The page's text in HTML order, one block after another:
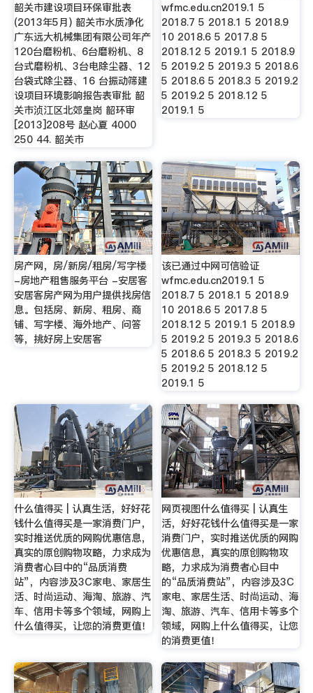
韶关市建设项目环保审批表
(2013年5月) 韶关市水质净化
广东远大机械集团有限公司年产
120台磨粉机、6台磨粉机、8
台式磨粉机、3台电除尘器、12
台袋式除尘器、16 台振动筛建
设项目环境影响报告表审批 韶
关市浈江区北郊皇岗 韶环审
[2013]208号 赵心夏 4000
250 44. 韶关市
wfmc.edu.cn2019.1 5
2018.7 5 2018.1 5 2018.9
10 2018.6 5 2017.8 5
2018.12 5 2019.1 5 2018.9
5 2019.2 5 2019.3 5 2018.6
5 2018.6 5 2018.3 5 2019.2
5 2019.2 5 2018.12 5
2019.1 5
房产网，房/新房/租房/写字楼
-房地产租售服务平台 -安居客
安居客房产网为用户提供找房信
息。包括房、新房、租房、商
铺、写字楼、海外地产、问答
等，挑好房上安居客
该已通过中网可信验证
wfmc.edu.cn2019.1 5
2018.7 5 2018.1 5 2018.9
10 2018.6 5 2017.8 5
2018.12 5 2019.1 5 2018.9
5 2019.2 5 2019.3 5 2018.6
5 2018.6 5 2018.3 5 2019.2
5 2019.2 5 2018.12 5
2019.1 5
什么值得买 | 认真生活，好好花
钱什么值得买是一家消费门户，
实时推送优质的网购优惠信息，
真实的原创购物攻略，力求成为
消费者心目中的“品质消费
站”，内容涉及3C家电、家居生
活、时尚运动、海淘、旅游、汽
车、信用卡等多个领域，网购上
什么值得买，让您的消费更值！
网页视图什么值得买 | 认真生
活，好好花钱什么值得买是一家
消费门户，实时推送优质的网购
优惠信息，真实的原创购物攻
略，力求成为消费者心目中
的“品质消费站”，内容涉及3C
家电、家居生活、时尚运动、海
淘、旅游、汽车、信用卡等多个
领域，网购上什么值得买，让您
的消费更值！